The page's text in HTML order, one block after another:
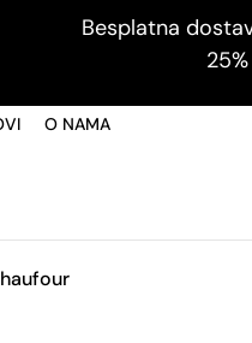
Besplatna
O NAMA